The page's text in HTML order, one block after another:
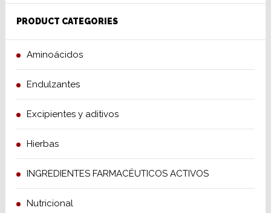
PRODUCT CATEGORIES
Aminoácidos
Endulzantes
Excipientes y aditivos
Hierbas
INGREDIENTES FARMACÉUTICOS ACTIVOS
Nutricional